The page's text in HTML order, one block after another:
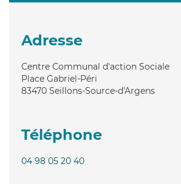
Adresse
Centre Communal d'action Sociale
Place Gabriel-Péri
83470 Seillons-Source-d'Argens
Téléphone
04 98 05 20 40